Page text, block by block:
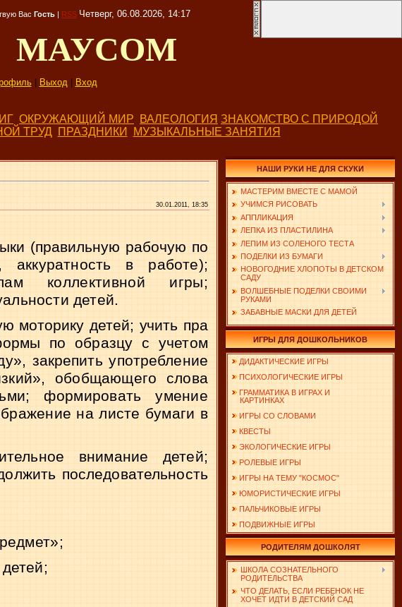
Вас Гость | RSS Четверг, 06.08.2026, 14:17
| Выход| Вход
ОКРУЖАЮЩИЙ МИР ВАЛЕОЛОГИЯ ЗНАКОМСТВО С ПРИРОДОЙ
ТРУД ПРАЗДНИКИ МУЗЫКАЛЬНЫЕ ЗАНЯТИЯ
30.01.2011, 18:35
(правильную рабочую по­
в работе);
коллективной игры;
детей.
моторику детей; учить пра­
по образцу с учетом
закрепить употребление
обобщающего слова
формировать умение
на листе бумаги в
внимание детей;
последовательность
НАШИ РУКИ НЕ ДЛЯ СКУКИ
МАСТЕРИМ ВМЕСТЕ С МАМОЙ
УЧИМСЯ РИСОВАТЬ
АППЛИКАЦИЯ
ЛЕПКА ИЗ ПЛАСТИЛИНА
ЛЕПИМ ИЗ СОЛЕНОГО ТЕСТА
ПОДЕЛКИ ИЗ БУМАГИ
НОВОГОДНИЕ ХЛОПОТЫ В ДЕТСКОМ
САДУ
ВОЛШЕБНЫЕ ПОДЕЛКИ СВОИМИ
РУКАМИ
ЗАБАВНЫЕ МАСКИ ДЛЯ ДЕТЕЙ
ИГРЫ ДЛЯ ДОШКОЛЬНИКОВ
ДИДАКТИЧЕСКИЕ ИГРЫ
ПСИХОЛОГИЧЕСКИЕ ИГРЫ
ГРАММАТИКА В ИГРАХ И
КАРТИНКАХ
ИГРЫ СО СЛОВАМИ
КВЕСТЫ
ЭКОЛОГИЧЕСКИЕ ИГРЫ
РОЛЕВЫЕ ИГРЫ
ИГРЫ НА ТЕМУ "КОСМОС"
ЮМОРИСТИЧЕСКИЕ ИГРЫ
ПАЛЬЧИКОВЫЕ ИГРЫ
ПОДВИЖНЫЕ ИГРЫ
РОДИТЕЛЯМ ДОШКОЛЯТ
ШКОЛА СОЗНАТЕЛЬНОГО
РОДИТЕЛЬСТВА
ЧТО ДЕЛАТЬ, ЕСЛИ РЕБЕНОК НЕ
ХОЧЕТ ИДТИ В ДЕТСКИЙ САД